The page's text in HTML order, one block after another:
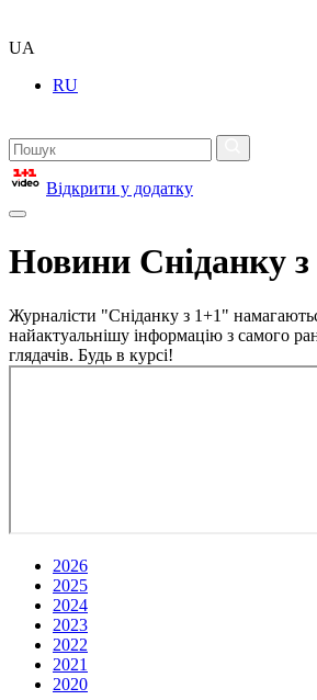
UA
RU
Відкрити у додатку
Новини Сніданку з
Журналісти "Сніданку з 1+1"
найактуальнішу інформацію з самого
глядачів. Будь в курсі!
2026
2025
2024
2023
2022
2021
2020